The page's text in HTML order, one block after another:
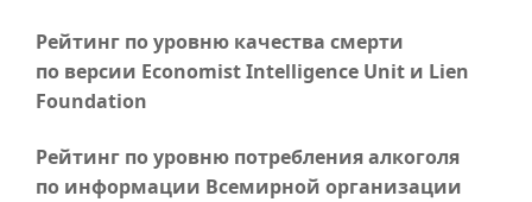
Рейтинг по уровню качества смерти
по версии Economist Intelligence Unit и Lien
Foundation
Рейтинг по уровню потребления алкоголя
по информации Всемирной организации